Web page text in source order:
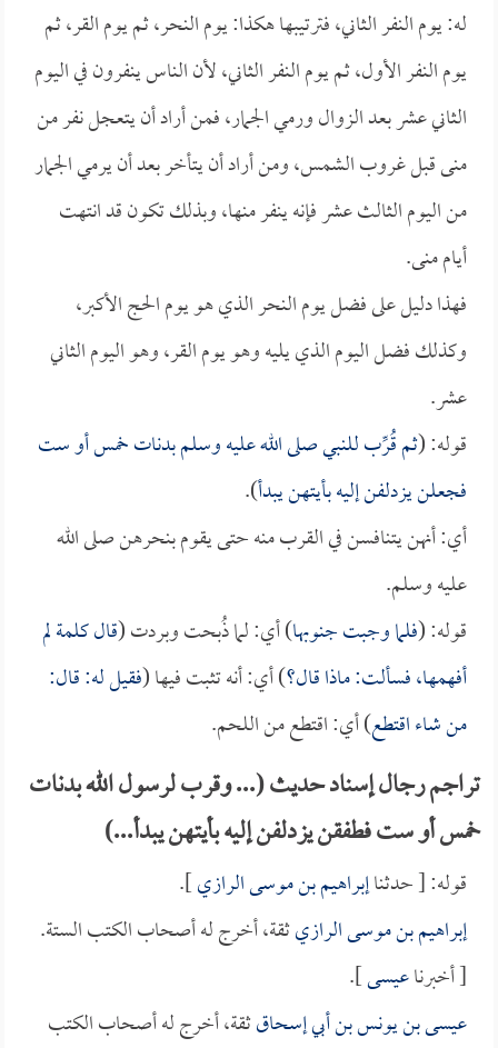
له: يوم النفر الثاني، فترتيبها هكذا: يوم النحر، ثم يوم القر، ثم
يوم النفر الأول، ثم يوم النفر الثاني، لأن الناس ينفرون في اليوم
الثاني عشر بعد الزوال ورمي الجمار، فمن أراد أن يتعجل نفر من
منى قبل غروب الشمس، ومن أراد أن يتأخر بعد أن يرمي الجمار
من اليوم الثالث عشر فإنه ينفر منها، وبذلك تكون قد انتهت
أيام منى.
فهذا دليل على فضل يوم النحر الذي هو يوم الحج الأكبر،
وكذلك فضل اليوم الذي يليه وهو يوم القر، وهو اليوم الثاني
عشر.
قوله: (ثم قُرِّب للنبي صلى الله عليه وسلم بدنات خمس أو ست
فجعلن يزدلفن إليه بأيتهن يبدأ).
أي: أنهن يتنافسن في القرب منه حتى يقوم بنحرهن صلى الله
عليه وسلم.
قوله: (فلما وجبت جنوبها) أي: لما ذُبحت وبردت (قال كلمة لم
أفهمها، فسألت: ماذا قال؟) أي: أنه تثبت فيها (فقيل له: قال:
من شاء اقتطع) أي: اقتطع من اللحم.
تراجم رجال إسناد حديث (... وقرب لرسول الله بدنات
خمس أو ست فطفقن يزدلفن إليه بأيتهن يبدأ...)
قوله: [ حدثناإبراهيم بن موسى الرازي].
إبراهيم بن موسى الرازيثقة، أخرج له أصحاب الكتب الستة.
[ أخبرناعيسى].
عيسى بن يونس بن أبي إسحاقثقة، أخرج له أصحاب الكتب